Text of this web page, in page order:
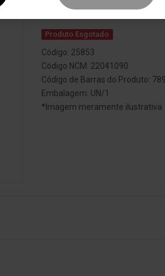
Produto Esgotado
Código: 25853
Código NCM: 22041090
Código de Barras do Produto:
Embalagem: UN/1
*Imagem meramente ilustrativa